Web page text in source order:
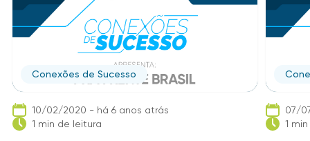
Conexões de Sucesso
10/02/2020 - há 6 anos atrás
1 min de leitura
07/
1